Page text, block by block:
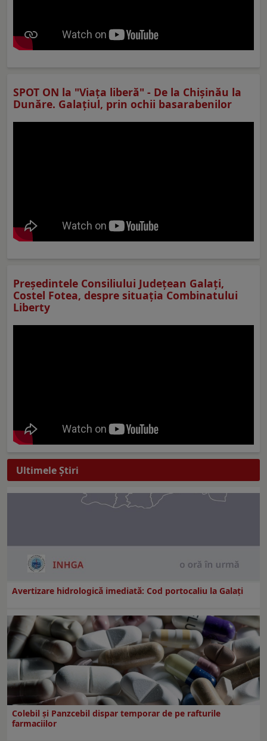
SPOT ON la "Viaţa liberă" - De la Chișinău la
Dunăre. Galațiul, prin ochii basarabenilor
Preşedintele Consiliului Judeţean Galaţi,
Costel Fotea, despre situaţia Combinatului
Liberty
Ultimele Ştiri
Avertizare hidrologică imediată: Cod portocaliu la Galaţi
Colebil și Panzcebil dispar temporar de pe rafturile
farmaciilor